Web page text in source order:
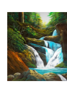
ジャンル
配送目安